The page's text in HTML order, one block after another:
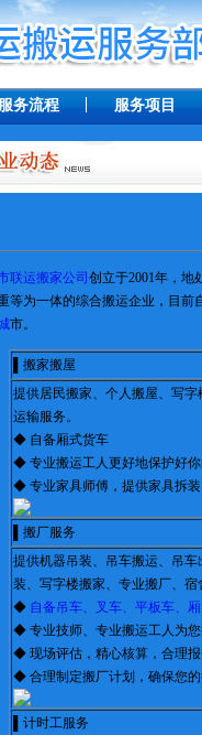
务流程 服务项目
联运搬家公司 创立于2001年，地
等为一体的综合搬运企业，目前
市。
▌搬家搬屋
提供居民搬家、个人搬屋、写
运输服务。
◆ 自备厢式货车
◆ 专业搬运工人更好地保护好
◆ 专业家具师傅，提供家具拆
▌搬厂服务
提供机器吊装、吊车搬运、吊
装、写字楼搬家、专业搬厂、宿
◆ 自备吊车、叉车、平板车、
◆ 专业技师、专业搬运工人为
◆ 现场评估，精心核算，合理
◆ 合理制定搬厂计划，确保您
▌计时工服务